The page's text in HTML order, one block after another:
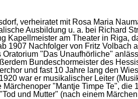
verheiratet mit Rosa Maria
Ausbildung u. a. bei Richard
Kapellmeister am Theater in Riga,
1907 Nachfolger von Fritz Volbach
Oratorium"Das Unaufhörliche"
Bundeschormeister des
und fast 10 Jahre lang den
war er musikalischer Leiter
Märchenoper"Mantje Timpe Te", die
Tod und Mutter" (nach einem Märchen